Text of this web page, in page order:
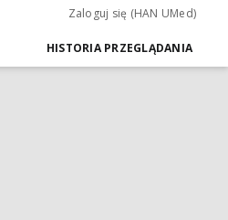
Zaloguj się (HAN UMed)
HISTORIA PRZEGLĄDANIA